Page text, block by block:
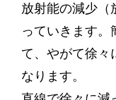
放射能の減少（
っていきます。
て、やがて徐々
なります。